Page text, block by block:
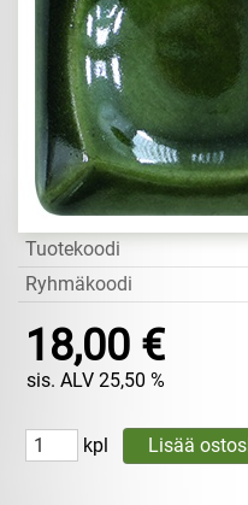
Tuotekoodi
Ryhmäkoodi
18,00 €
sis. ALV 25,50 %
kpl